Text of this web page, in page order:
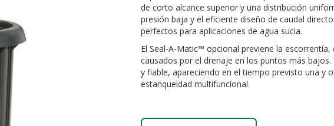
de corto alcance superior y una distribución
presión baja y el eficiente diseño de caudal
perfectos para aplicaciones de agua sucia.
El Seal-A-Matic™ opcional previene la
causados por el drenaje en los puntos más
y fiable, apareciendo en el tiempo previsto una y
estanqueidad multifuncional.